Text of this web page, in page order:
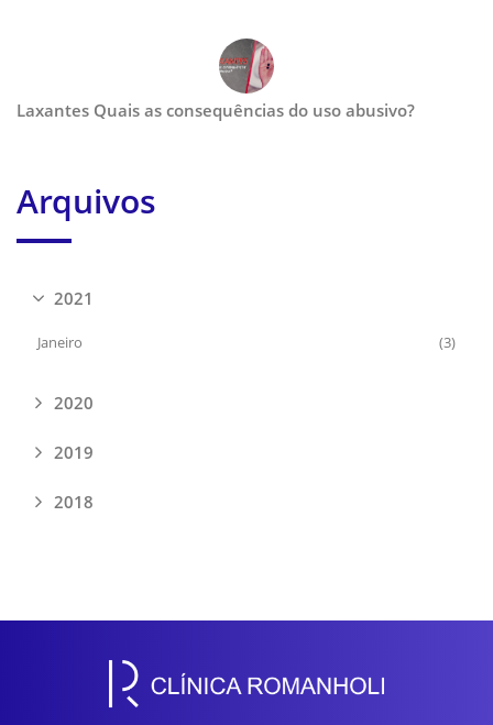
Laxantes Quais as consequências do uso abusivo?
Arquivos
2021
Janeiro (3)
2020
2019
2018